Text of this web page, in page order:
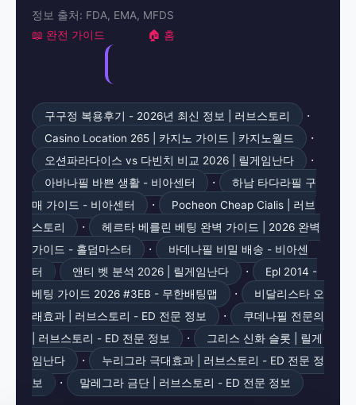
정보 출처: FDA, EMA, MFDS
📖 완전 가이드 🏠 홈
구구정 복용후기 - 2026년 최신 정보 | 러브스토리 ·
Casino Location 265 | 카지노 가이드 | 카지노월드 ·
오션파라다이스 vs 다빈치 비교 2026 | 릴게임난다 ·
아바나필 바쁜 생활 - 비아센터 ·
하남 타다라필 구
매 가이드 - 비아센터
·
Pocheon Cheap Cialis | 러브
스토리
·
헤르타 베를린 베팅 완벽 가이드 | 2026 완벽
가이드 - 홀덤마스터
·
바데나필 비밀 배송 - 비아센
터
앤티 벳 분석 2026 | 릴게임난다 ·
Epl 2014 -
베팅 가이드 2026 #3EB - 무한배팅맵
·
비달리스타 오
래효과 | 러브스토리 - ED 전문 정보
·
쿠데나필 전문의
| 러브스토리 - ED 전문 정보
·
그리스 신화 슬롯 | 릴게
임난다
·
누리그라 극대효과 | 러브스토리 - ED 전문 정
보
· 말레그라 금단 | 러브스토리 - ED 전문 정보